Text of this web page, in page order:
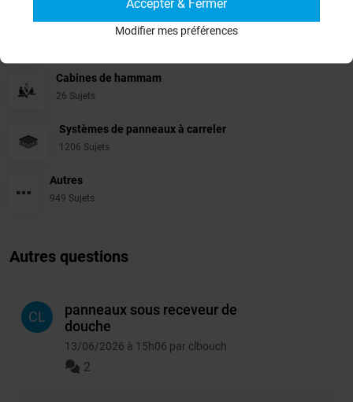
Douches à l'Italienne
Cabines de hammam
26 Sujets
Systèmes de panneaux à carreler
1206 Sujets
Autres
949 Sujets
Autres questions
CL
panneaux sous receveur de
douche
13/06/2026 à 15h06 par clbouch
2
Modifier mes préférences